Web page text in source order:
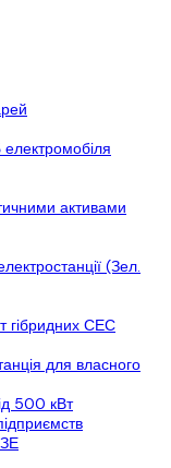
активами
(Зел.
гібридних СЕС
для власного
500 кВт